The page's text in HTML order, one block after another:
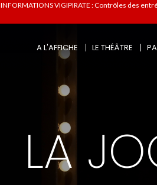
INFORMATIONS VIGIPIRATE : Contrôles des
A L'AFFICHE LE THÉÂTRE
LA